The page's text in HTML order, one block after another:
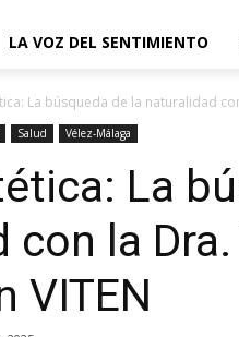
LA VOZ DEL SENTIMIENTO
La búsqueda de la naturalidad
Salud Vélez-Málaga
La
con la
VITEN